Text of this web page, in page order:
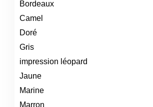
Bordeaux
Camel
Doré
Gris
impression léopard
Jaune
Marine
Marron